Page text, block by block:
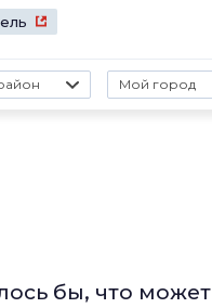
Мой город
бы, что может